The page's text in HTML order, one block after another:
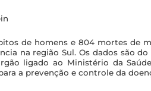
de homens e 804 mortes de
na região Sul. Os dados são
ligado ao Ministério da
a prevenção e controle da